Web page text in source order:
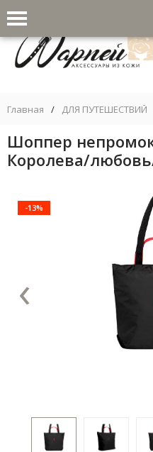
Главная / ДЛЯ ПУТЕШЕСТВИЙ
Шоппер
Королева/
-13%
‹